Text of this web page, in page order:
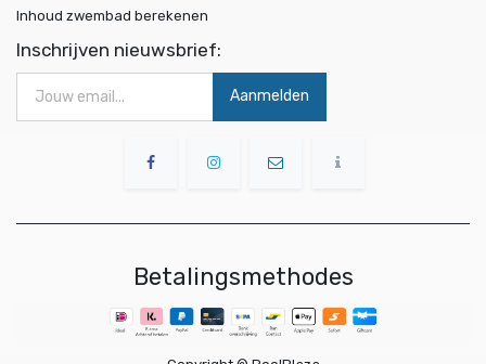
Inhoud zwembad berekenen
Inschrijven nieuwsbrief:
Aanmelden
Betalingsmethodes